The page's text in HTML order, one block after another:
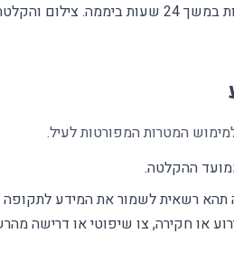
רק אם זוהתה תנועה.
המטרות המפורטות לעיל.
רשאית לשמור את המידע לתקופה
או חקירה, צו שיפוטי או דרישה